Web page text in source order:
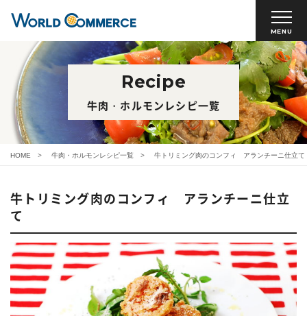
MENU
Recipe
牛肉・ホルモンレシピ一覧
HOME 牛肉・ホルモンレシピ一覧 牛トリミング肉のコンフィ アランチーニ仕立て
牛トリミング肉のコンフィ アランチーニ仕立
て